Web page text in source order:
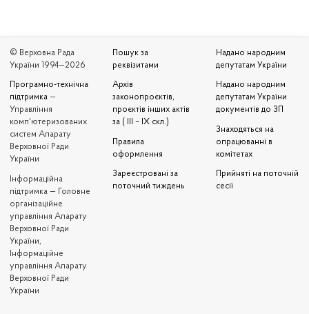
© Верховна Рада
України 1994—2026
Програмно-технічна
підтримка —
Управління
комп'ютеризованих
систем Апарату
Верховної Ради
України
Iнформаційна
підтримка — Головне
організаційне
управління Апарату
Верховної Ради
України,
Інформаційне
управління Апарату
Верховної Ради
України
Пошук за
реквізитами
Архів
законопроєктів,
проєктів інших актів
за ( III – IX скл.)
Правила
оформлення
Зареєстровані за
поточний тиждень
Надано народним
депутатам України
Надано народним
депутатам України
документів до ЗП
Знаходяться на
опрацюванні в
комітетах
Прийняті на поточній
сесії